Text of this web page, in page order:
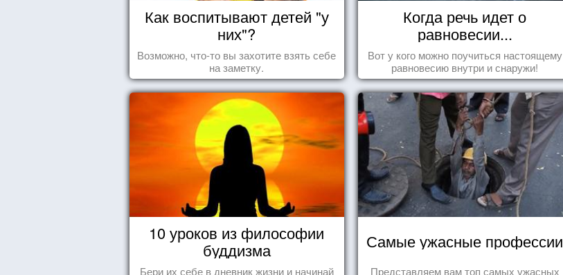
Как воспитывают детей "у
них"?
Возможно, что-то вы захотите взять себе
на заметку.
Когда речь идет о
равновесии...
Вот у кого можно поучиться настоящему
равновесию внутри и снаружи!
10 уроков из философии
буддизма
Бери их себе в дневник жизни и начинай
Самые ужасные профессии
Представляем вам топ самых ужасных